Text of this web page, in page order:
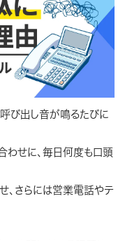
呼び出し音が鳴るたびに
わせに、毎日何度も口頭
、さらには営業電話やテ